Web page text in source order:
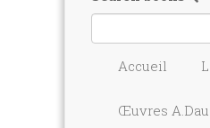
Accueil
Œuvres